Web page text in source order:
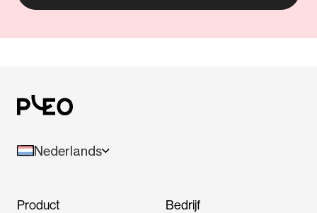
Nederlands
Product Bedrijf